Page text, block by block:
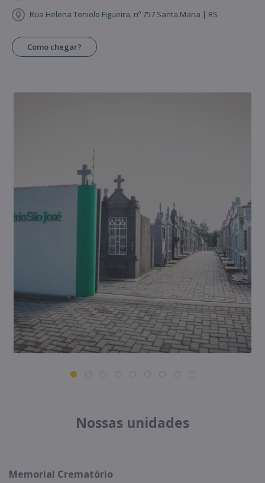
Rua Helena Toniolo Figueira, nº 757 Santa Maria | RS
Como chegar?
Nossas unidades
Crematório